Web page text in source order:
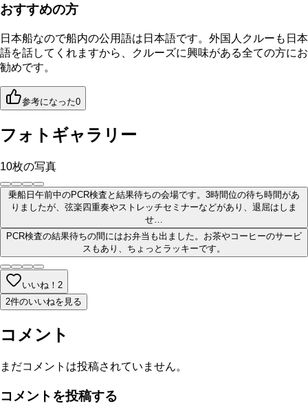
おすすめの方
日本船なので船内の公用語は日本語です。外国人クルーも日本
語を話してくれますから、クルーズに興味がある全ての方にお
勧めです。
参考になった0
フォトギャラリー
10枚の写真
乗船日午前中のPCR検査と結果待ちの会場です。3時間位の待ち時間があ
りましたが、弦楽四重奏やストレッチセミナーなどがあり、退屈はしま
せ…
PCR検査の結果待ちの間にはお弁当も出ました。お茶やコーヒーのサービ
スもあり、ちょっとラッキーです。
いいね！ 2
2件のいいねを見る
コメント
まだコメントは投稿されていません。
コメントを投稿する